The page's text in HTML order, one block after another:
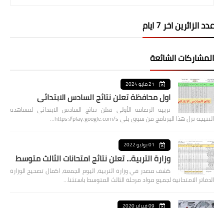
عدد الزائرين اخر 7 ايام
المشاركات الشائعة
21 مايو 2024
اول محافظة تعلن نتائج السادس الابتدائي
تربية الرصافة الأولى تعلن نتائج السادس الابتدائي لمشاهدة
النتيجة نزل هذا البرنامج من سوق بلي https://play.google.com/s…
01 يوليو 2022
وزارة التربية... تعلن نتائج امتحانات الثالث متوسط
كشف مصدر في وزارة التربية، اليوم الجمعة، اكمال تصحيح الوزارة
الدفاتر الامتحانية لجميع مواد مرحلة الثالث المتوسط باستثنا…
09 فبراير 2020